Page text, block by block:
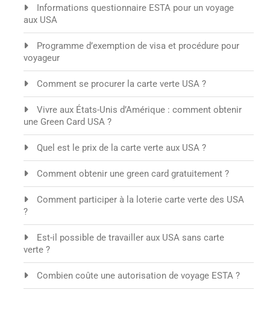
Informations questionnaire ESTA pour un voyage
aux USA
Programme d’exemption de visa et procédure pour
voyageur
Comment se procurer la carte verte USA ?
Vivre aux États-Unis d’Amérique : comment obtenir
une Green Card USA ?
Quel est le prix de la carte verte aux USA ?
Comment obtenir une green card gratuitement ?
Comment participer à la loterie carte verte des USA
?
Est-il possible de travailler aux USA sans carte
verte ?
Combien coûte une autorisation de voyage ESTA ?